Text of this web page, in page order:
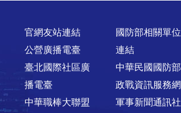
官網友站連結
公營廣播電臺
臺北國際社區廣
播電臺
中華職棒大聯盟
國防部相關單位
連結
中華民國國防部
政戰資訊服務網
軍事新聞通訊社